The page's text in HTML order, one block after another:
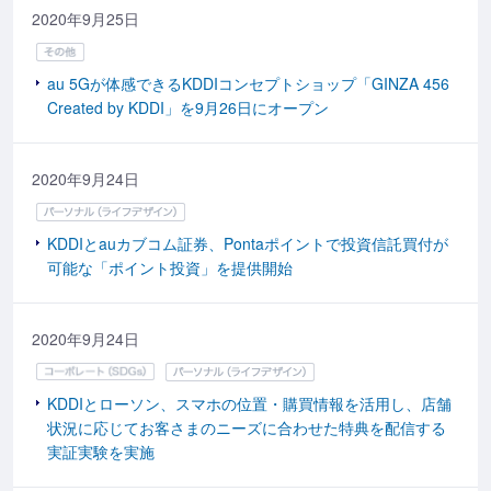
2020年9月25日
au 5Gが体感できるKDDIコンセプトショップ「GINZA 456
Created by KDDI」を9月26日にオープン
2020年9月24日
KDDIとauカブコム証券、Pontaポイントで投資信託買付が
可能な「ポイント投資」を提供開始
2020年9月24日
KDDIとローソン、スマホの位置・購買情報を活用し、店舗
状況に応じてお客さまのニーズに合わせた特典を配信する
実証実験を実施